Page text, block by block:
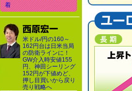
着
米ドル/円の160～
162円台は日米当局
の防衛ラインに！
GW介入時安値155
円、神田シーリング
152円が下値めど、
押し目買いから戻り
売り戦略へ